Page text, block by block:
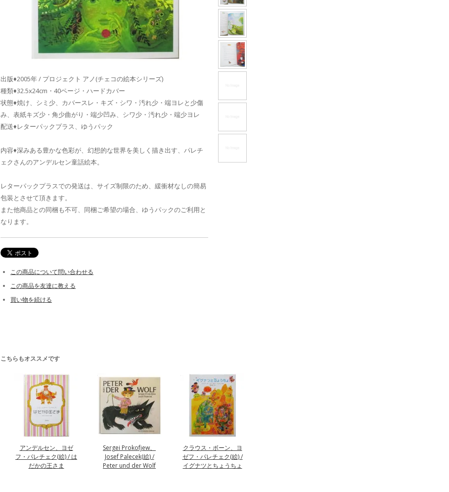
出版♦2005年 / プロジェクト アノ(チェコの絵本シリーズ)
種類♦32.5x24cm・40ページ・ハードカバー
状態♦焼け、シミ少、カバースレ・キズ・シワ・汚れ少・端ヨレと少傷
み、表紙キズ少・角少曲がり・端少凹み、シワ少・汚れ少・端少ヨレ
配送♦レターパックプラス、ゆうパック
内容♦深みある豊かな色彩が、幻想的な世界を美しく描き出す、パレチ
ェクさんのアンデルセン童話絵本。
レターパックプラスでの発送は、サイズ制限のため、緩衝材なしの簡易
包装とさせて頂きます。
また他商品との同梱も不可、同梱ご希望の場合、ゆうパックのご利用と
なります。
この商品について問い合わせる
この商品を友達に教える
買い物を続ける
こちらもオススメです
アンデルセン、ヨゼ
フ・パレチェク(絵) / は
だかの王さま
Sergei Prokofjew、
Josef Palecek(絵) /
Peter und der Wolf
クラウス・ボーン、ヨ
ゼフ・パレチェク(絵) /
イグナツとちょうちょ